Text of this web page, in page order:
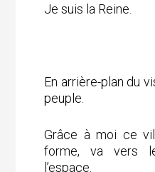
Je suis la Reine.
En arrière-plan du
peuple.
Grâce à moi ce
forme, va vers
l’espace.